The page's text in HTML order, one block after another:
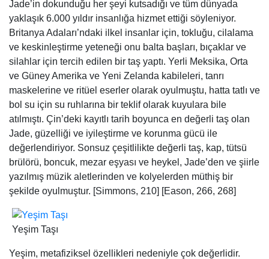
Jade’in dokunduğu her şeyi kutsadığı ve tüm dünyada
yaklaşık 6.000 yıldır insanlığa hizmet ettiği söyleniyor.
Britanya Adaları’ndaki ilkel insanlar için, tokluğu, cilalama
ve keskinleştirme yeteneği onu balta başları, bıçaklar ve
silahlar için tercih edilen bir taş yaptı. Yerli Meksika, Orta
ve Güney Amerika ve Yeni Zelanda kabileleri, tanrı
maskelerine ve ritüel eserler olarak oyulmuştu, hatta tatlı ve
bol su için su ruhlarına bir teklif olarak kuyulara bile
atılmıştı. Çin’deki kayıtlı tarih boyunca en değerli taş olan
Jade, güzelliği ve iyileştirme ve korunma gücü ile
değerlendiriyor. Sonsuz çeşitlilikte değerli taş, kap, tütsü
brülörü, boncuk, mezar eşyası ve heykel, Jade’den ve şiirle
yazılmış müzik aletlerinden ve kolyelerden müthiş bir
şekilde oyulmuştur. [Simmons, 210] [Eason, 266, 268]
Yeşim Taşı
Yeşim, metafiziksel özellikleri nedeniyle çok değerlidir.